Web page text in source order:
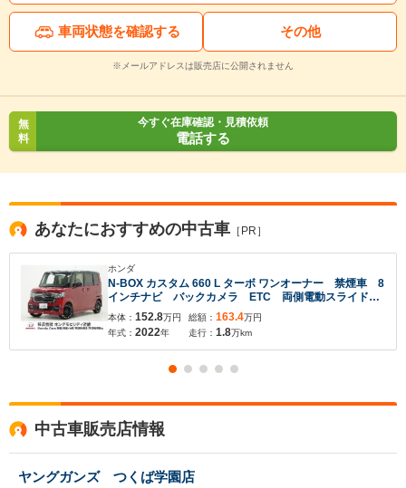
車両状態を確認する その他
※メールアドレスは販売店に公開されません
無
料
今すぐ在庫確認・見積依頼
電話する
あなたにおすすめの中古車 ［PR］
ホンダ
N-BOX カスタム 660 L ターボ ワンオーナー 禁煙車 8
インチナビ バックカメラ ETC 両側電動スライドド
ア アダプティブクルーズコントロール シートヒータ
ー Bluetooth LEDヘッドライト 衝突被害軽減ブレ
ーキ
本体： 152.8万円
年式： 2022年
総額： 163.4万円
走行： 1.8万km
中古車販売店情報
ヤングガンズ つくば学園店